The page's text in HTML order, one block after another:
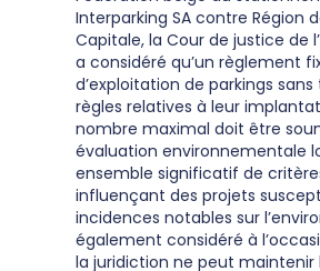
Interparking SA contre Région
Capitale, la Cour de justice de
a considéré qu’un règlement
d’exploitation de parkings
règles relatives à leur
nombre maximal doit être
évaluation environnementale
ensemble significatif de
influençant des projets
incidences notables sur
également considéré à
la juridiction ne peut maintenir